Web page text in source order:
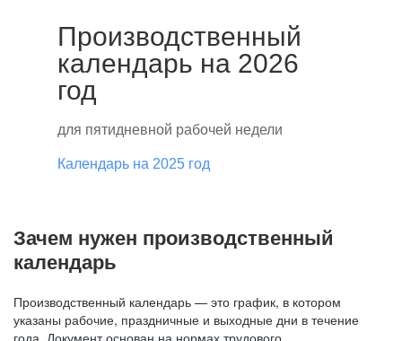
Производственный
календарь на 2026
год
для пятидневной рабочей недели
Календарь на 2025 год
Зачем нужен производственный
календарь
Производственный календарь — это график, в котором
указаны рабочие, праздничные и выходные дни в течение
года. Документ основан на нормах трудового